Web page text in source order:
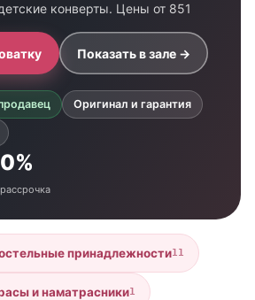
конверты. Цены от 851
Показать в зале →
Оригинал и гарантия
0%
рассрочка
принадлежности11
и наматрасники1